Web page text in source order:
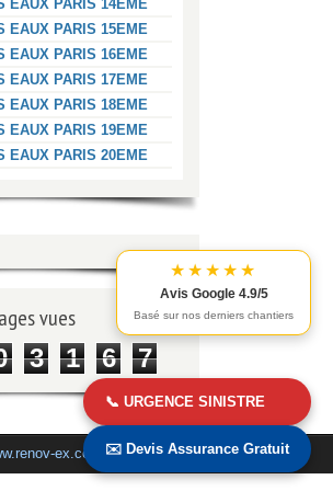
★★★★★
Avis Google 4.9/5
Basé sur nos derniers chantiers
📞 URGENCE SINISTRE
✉️ Devis Assurance Gratuit
EAUX PARIS 14EME
EAUX PARIS 15EME
EAUX PARIS 16EME
EAUX PARIS 17EME
EAUX PARIS 18EME
EAUX PARIS 19EME
EAUX PARIS 20EME
vues
3 1 6 7
ex.com